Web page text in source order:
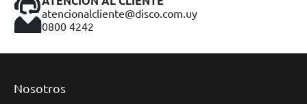
atencionalcliente@disco.com.uy
0800 4242
Nosotros